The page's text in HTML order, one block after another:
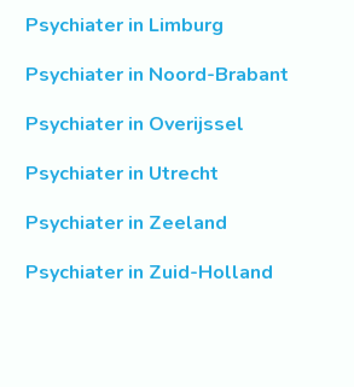
Psychiater in Limburg
Psychiater in Noord-Brabant
Psychiater in Overijssel
Psychiater in Utrecht
Psychiater in Zeeland
Psychiater in Zuid-Holland